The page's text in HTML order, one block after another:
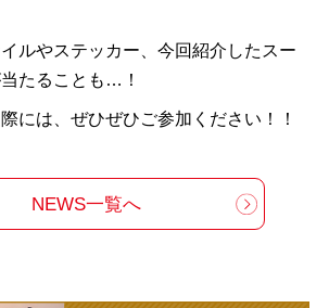
ルやステッカー、今回紹介したスー
たることも…！
には、ぜひぜひご参加ください！！
NEWS一覧へ